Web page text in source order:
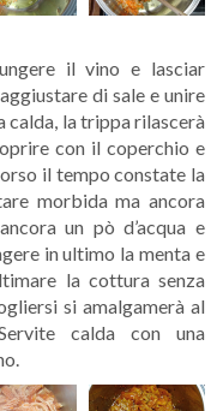
il vino e lasciar
di sale e unire
calda, la trippa rilascerà
con il coperchio e
il tempo constate la
morbida ma ancora
un pò d’acqua e
in ultimo la menta e
la cottura senza
si amalgamerà al
calda con una